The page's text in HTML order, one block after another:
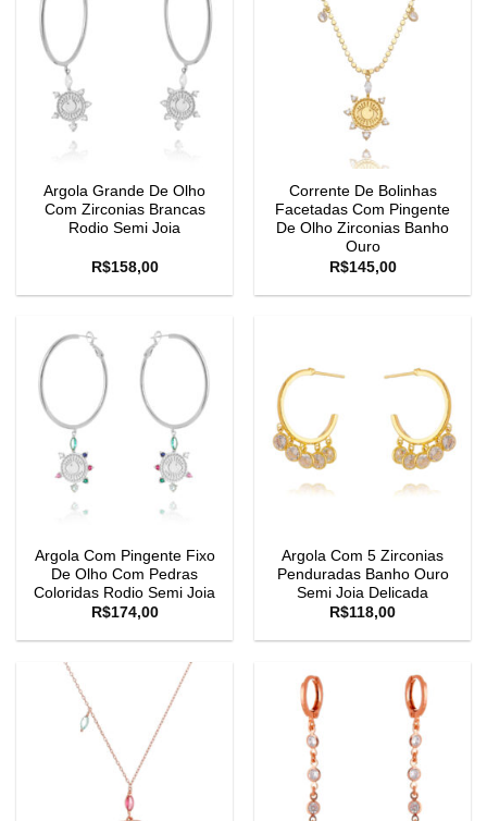
Argola Grande De Olho
Com Zirconias Brancas
Rodio Semi Joia
R$158,00
Corrente De Bolinhas
Facetadas Com Pingente
De Olho Zirconias Banho
Ouro
R$145,00
Argola Com Pingente Fixo
De Olho Com Pedras
Coloridas Rodio Semi Joia
R$174,00
Argola Com 5 Zirconias
Penduradas Banho Ouro
Semi Joia Delicada
R$118,00